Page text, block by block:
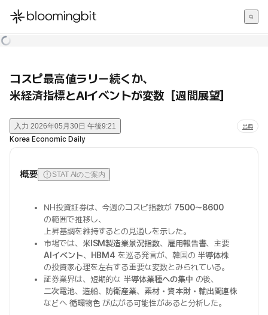
한국어
コスピ最高値ラリー続くか、
米経済指標とAIイベントが変数［週間展望］
入力 2026年05月30日 午後9:21 出典
Korea Economic Daily
概要 STAT AIのご案内
NH投資証券は、今週のコスピ指数が 7500～8600
の範囲で推移し、
上昇基調を維持するとの見通しを示した。
市場では、 米ISM製造業景況指数、 雇用報告書、主要
AIイベント、 HBM4 を巡る発言が、韓国の 半導体株
の投資家心理を左右する重要な変数とみられている。
証券業界は、短期的な 半導体業種への集中 の後、
二次電池、 造船、 防衛産業、 素材・資本財・輸出関連株
などへ 循環物色 が広がる可能性があると分析した。